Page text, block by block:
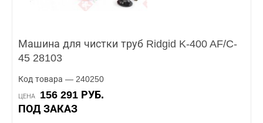
Машина для чистки труб Ridgid K-400 AF/C-
45 28103
Код товара — 240250
ЦЕНА
156 291 РУБ.
ПОД ЗАКАЗ